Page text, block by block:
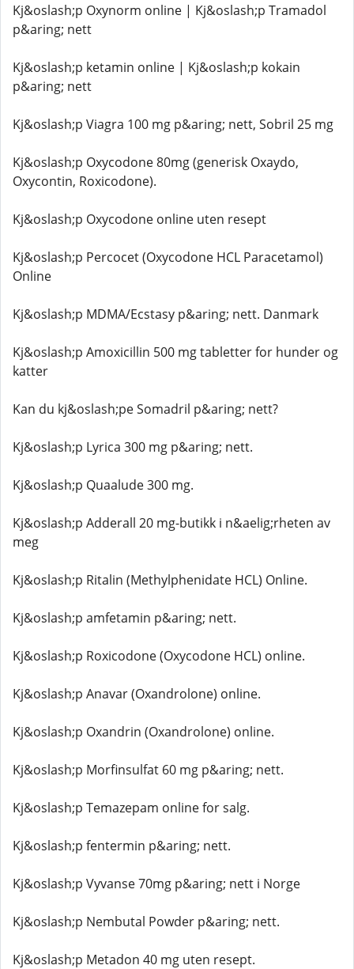
Kj&oslash;p Oxynorm online | Kj&oslash;p Tramadol
p&aring; nett
Kj&oslash;p ketamin online | Kj&oslash;p kokain
p&aring; nett
Kj&oslash;p Viagra 100 mg p&aring; nett, Sobril 25 mg
Kj&oslash;p Oxycodone 80mg (generisk Oxaydo,
Oxycontin, Roxicodone).
Kj&oslash;p Oxycodone online uten resept
Kj&oslash;p Percocet (Oxycodone HCL Paracetamol)
Online
Kj&oslash;p MDMA/Ecstasy p&aring; nett. Danmark
Kj&oslash;p Amoxicillin 500 mg tabletter for hunder og
katter
Kan du kj&oslash;pe Somadril p&aring; nett?
Kj&oslash;p Lyrica 300 mg p&aring; nett.
Kj&oslash;p Quaalude 300 mg.
Kj&oslash;p Adderall 20 mg-butikk i n&aelig;rheten av
meg
Kj&oslash;p Ritalin (Methylphenidate HCL) Online.
Kj&oslash;p amfetamin p&aring; nett.
Kj&oslash;p Roxicodone (Oxycodone HCL) online.
Kj&oslash;p Anavar (Oxandrolone) online.
Kj&oslash;p Oxandrin (Oxandrolone) online.
Kj&oslash;p Morfinsulfat 60 mg p&aring; nett.
Kj&oslash;p Temazepam online for salg.
Kj&oslash;p fentermin p&aring; nett.
Kj&oslash;p Vyvanse 70mg p&aring; nett i Norge
Kj&oslash;p Nembutal Powder p&aring; nett.
Kj&oslash;p Metadon 40 mg uten resept.